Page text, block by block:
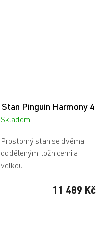
Stan Pinguin Harmony 4
Skladem
11 489 Kč
Prostorný stan se dvěma
oddělenými ložnicemi a
velkou...